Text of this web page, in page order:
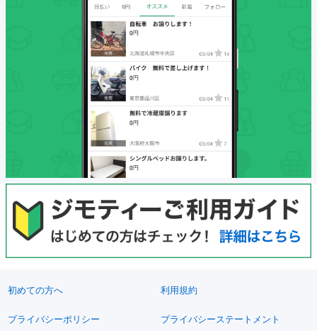
初めての方へ 利用規約
プライバシーポリシー プライバシーステートメント